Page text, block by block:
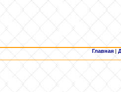
Главная |